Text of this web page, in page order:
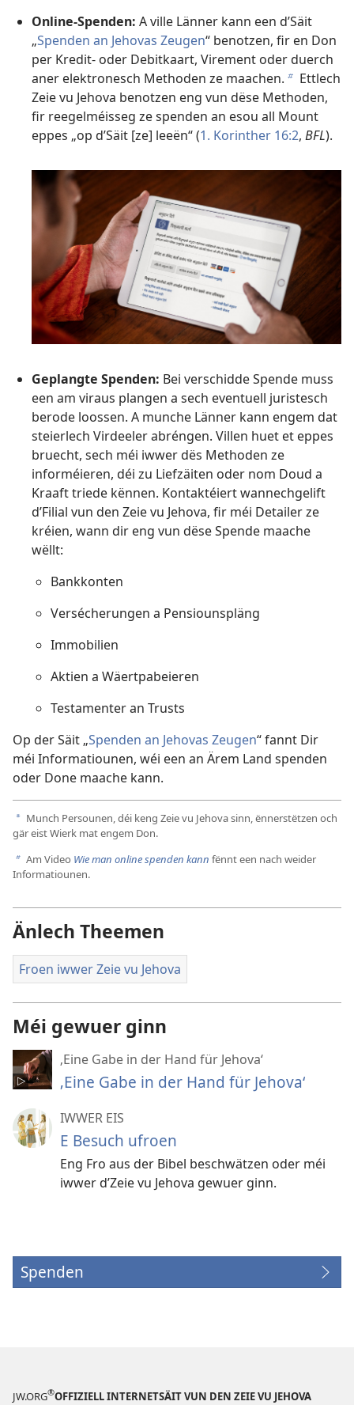
Online-Spenden: A ville Länner kann een d’Säit
„Spenden an Jehovas Zeugen“ benotzen, fir en Don
per Kredit- oder Debitkaart, Virement oder duerch
aner elektronesch Methoden ze maachen. b Ettlech
Zeie vu Jehova benotzen eng vun dëse Methoden,
fir reegelméisseg ze spenden an esou all Mount
eppes „op d’Säit [ze] leeën“ (1. Korinther 16:2, BFL).
Geplangte Spenden: Bei verschidde Spende muss
een am viraus plangen a sech eventuell juristesch
berode loossen. A munche Länner kann engem dat
steierlech Virdeeler abréngen. Villen huet et eppes
bruecht, sech méi iwwer dës Methoden ze
informéieren, déi zu Liefzäiten oder nom Doud a
Kraaft triede kënnen. Kontaktéiert wannechgelift
d’Filial vun den Zeie vu Jehova, fir méi Detailer ze
kréien, wann dir eng vun dëse Spende maache
wëllt:
Bankkonten
Versécherungen a Pensiounspläng
Immobilien
Aktien a Wäertpabeieren
Testamenter an Trusts
Op der Säit „Spenden an Jehovas Zeugen“ fannt Dir
méi Informatiounen, wéi een an Ärem Land spenden
oder Done maache kann.
a Munch Persounen, déi keng Zeie vu Jehova sinn, ënnerstëtzen och
gär eist Wierk mat engem Don.
b Am Video Wie man online spenden kann fënnt een nach weider
Informatiounen.
Änlech Theemen
Froen iwwer Zeie vu Jehova
Méi gewuer ginn
‚Eine Gabe in der Hand für Jehova‘
‚Eine Gabe in der Hand für Jehova‘
IWWER EIS
E Besuch ufroen
Eng Fro aus der Bibel beschwätzen oder méi
iwwer d’Zeie vu Jehova gewuer ginn.
Spenden
JW.ORG®OFFIZIELL INTERNETSÄIT VUN DEN ZEIE VU JEHOVA